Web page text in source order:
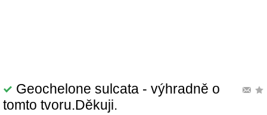
Geochelone sulcata - výhradně o
tomto tvoru.Děkuji.